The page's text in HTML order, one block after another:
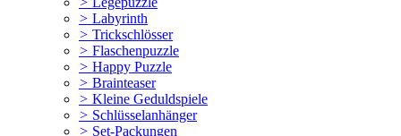
> Labyrinth
> Trickschlösser
> Flaschenpuzzle
> Happy Puzzle
> Brainteaser
> Kleine Geduldspiele
> Schlüsselanhänger
> Set-Packungen